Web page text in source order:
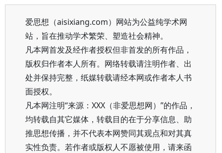
爱思想（aisixiang.com）网站为公益纯学术网
站，旨在推动学术繁荣、塑造社会精神。
凡本网首发及经作者授权但非首发的所有作品，
版权归作者本人所有。网络转载请注明作者、出
处并保持完整，纸媒转载请经本网或作者本人书
面授权。
凡本网注明“来源：XXX（非爱思想网）”的作品，
均转载自其它媒体，转载目的在于分享信息、助
推思想传播，并不代表本网赞同其观点和对其真
实性负责。若作者或版权人不愿被使用，请来函